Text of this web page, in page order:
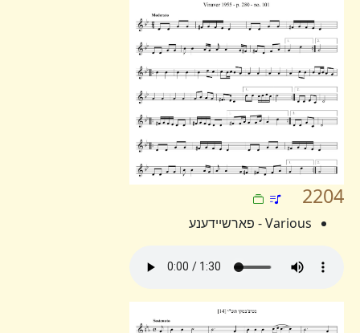
2204
Various - פארשיידענע